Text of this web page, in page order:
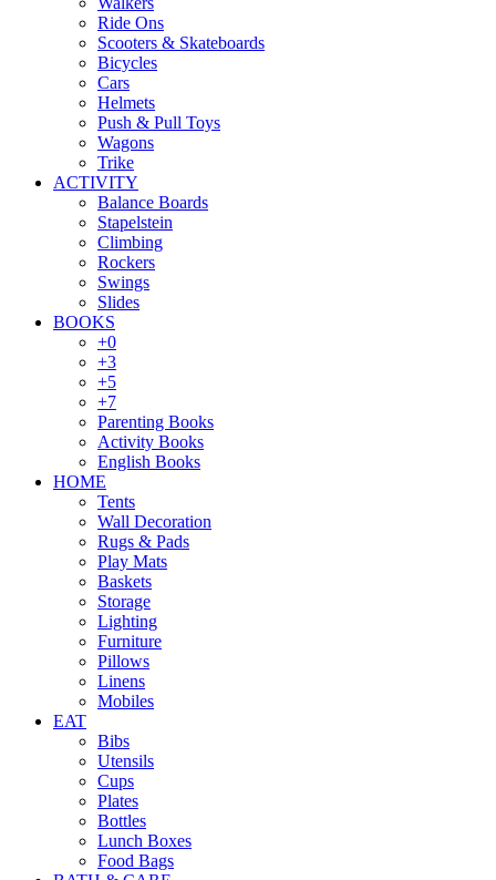
Ride Ons
Scooters & Skateboards
Bicycles
Cars
Helmets
Push & Pull Toys
Wagons
Trike
ACTIVITY
Balance Boards
Stapelstein
Climbing
Rockers
Swings
Slides
BOOKS
+0
+3
+5
+7
Parenting Books
Activity Books
English Books
HOME
Tents
Wall Decoration
Rugs & Pads
Play Mats
Baskets
Storage
Lighting
Furniture
Pillows
Linens
Mobiles
EAT
Bibs
Utensils
Cups
Plates
Bottles
Lunch Boxes
Food Bags